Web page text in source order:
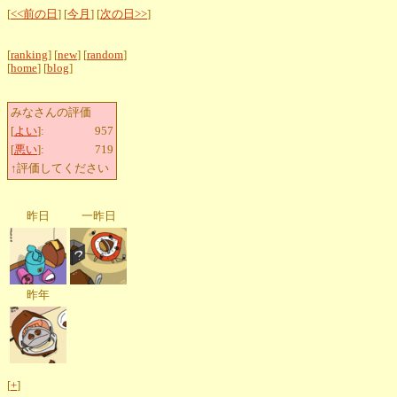
[<<前の日 ] [今月 ] [次の日>>]
[ranking] [new] [random]
[home] [blog]
みなさんの評価
[よい]:
957
[悪い]:
719
↑評価してください
昨日 一昨日
昨年
[+]